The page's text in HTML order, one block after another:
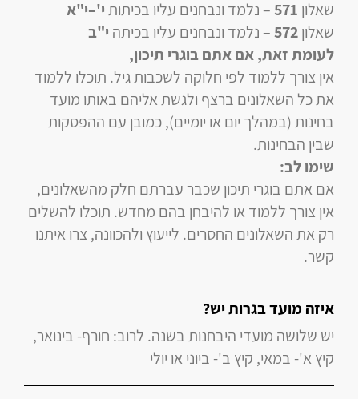
שאלון 571
–נלמד ונבחנים עליו בכיתותי'–י"א
שאלון572
–נלמד ונבחנים עליו בכיתה י"ב
לעומת זאת, אם אתם בוגרי תיכון,
אין צורך ללמוד לפי חלוקה לשכבות גיל. תוכלו ללמוד
את כל השאלונים ברצף ולגשת אליהם באותו מועד
בחינות (במהלך יום או יומיים), כמובן עם ההפסקות
שבין הבחינות.
שימו לב:
אם אתם בוגרי תיכון שכבר עברתם חלק מהשאלונים,
אין צורך ללמוד או להיבחן בהם מחדש. תוכלו להשלים
רק את השאלונים החסרים. לייעוץ ולהכוונה, צרו איתנו
קשר.
איזה מועד בגרות יש?
יש שלושה מועדי היבחנות בשנה. לרוב: חורף- בינואר,
קיץ א'- במאי, קיץ ב'- ביוני או יולי